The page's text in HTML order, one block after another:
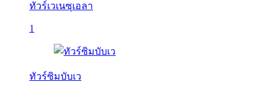
ทัวร์เวเนซุเอลา
1
ทัวร์ซิมบับเว